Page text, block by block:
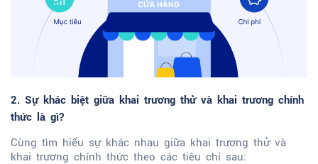
2. Sự khác biệt giữa khai trương thử và khai trương chính
thức là gì?
Cùng tìm hiểu sự khác nhau giữa khai trương thử và
khai trương chính thức theo các tiêu chí sau: